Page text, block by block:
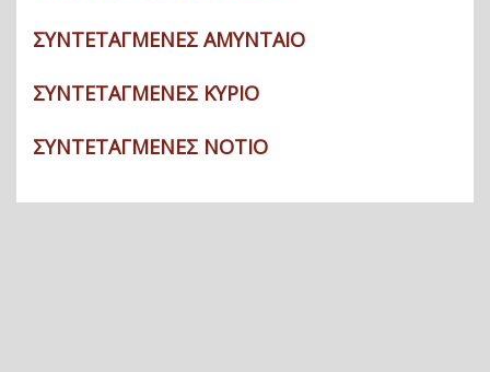
ΣΥΝΤΕΤΑΓΜΕΝΕΣ ΑΜΥΝΤΑΙΟ
ΣΥΝΤΕΤΑΓΜΕΝΕΣ ΚΥΡΙΟ
ΣΥΝΤΕΤΑΓΜΕΝΕΣ ΝΟΤΙΟ